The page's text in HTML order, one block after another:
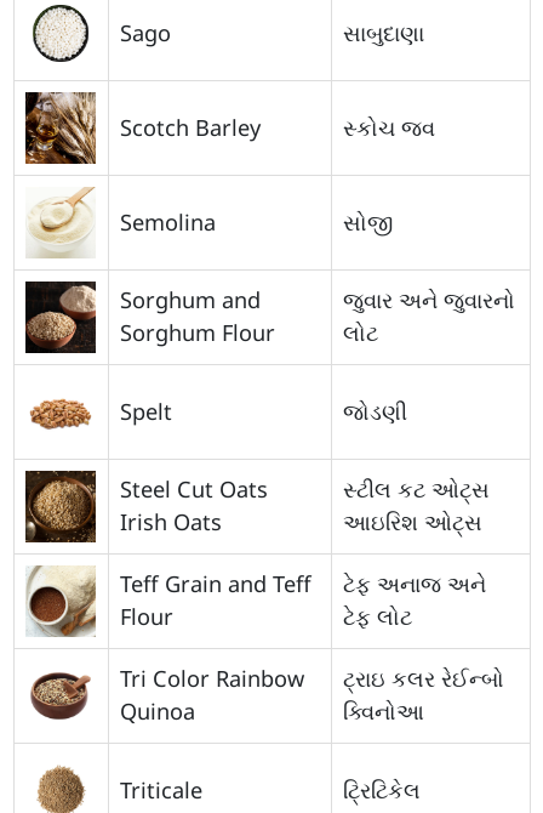
Sago સાબુદાણા
Scotch Barley સ્કોચ જવ
Semolina સોજી
Sorghum and
Sorghum Flour
જુવાર અને જુવારનો
લોટ
Spelt જોડણી
Steel Cut Oats
Irish Oats
સ્ટીલ કટ ઓટ્સ
આઇરિશ ઓટ્સ
Teff Grain and Teff
Flour
ટેફ અનાજ અને
ટેફ લોટ
Tri Color Rainbow
Quinoa
ટ્રાઇ કલર રેઈન્બો
ક્વિનોઆ
Triticale ટ્રિટિકેલ